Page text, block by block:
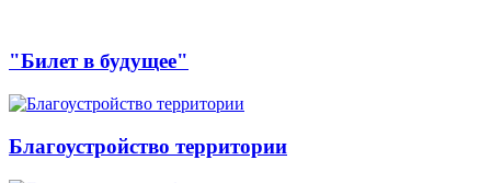
"Билет в будущее"
Благоустройство территории